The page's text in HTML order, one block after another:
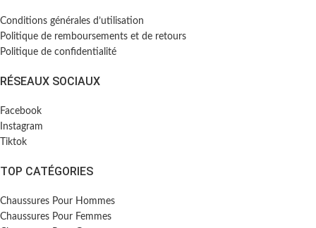
Conditions générales d’utilisation
Politique de remboursements et de retours
Politique de confidentialité
RÉSEAUX SOCIAUX
Facebook
Instagram
Tiktok
TOP CATÉGORIES
Chaussures Pour Hommes
Chaussures Pour Femmes